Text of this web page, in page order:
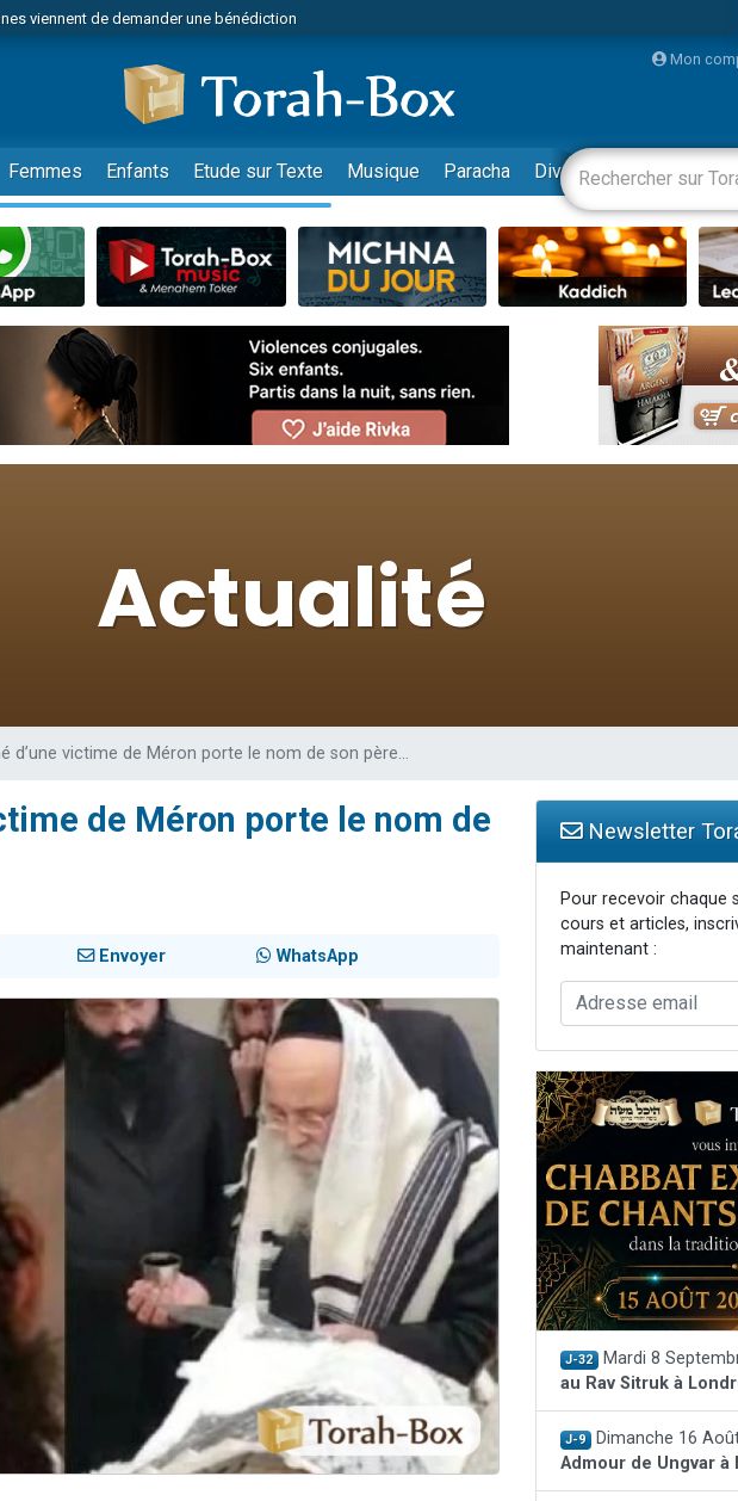
viennent de demander une bénédiction
49 places pour étudier en groupe sur Zoom
viennent de faire un don pour Diane, 80 ans, dans un appartement insalubre
de donner son Maasser
viennent de nous rejoindre sur WhatsApp
viennent de nous rejoindre sur WhatsApp
viennent de faire un don pour 5 jours de vacances aux Orphelins
de donner son Maasser
viennent de demander une bénédiction
viennent de nous rejoindre sur WhatsApp
viennent de faire un don pour Sauvez la jambe de Yohan
musiques dans Torah-Box Music
musiques dans Torah-Box Music
viennent de nous rejoindre sur WhatsApp
Mon
Femmes Enfants Etude sur Texte Musique Paracha Divertissements
d’une victime de Méron porte le nom de son père…
de Méron porte le nom de
Envoyer WhatsApp
Newsletter
Pour recevoir chaque
cours et articles,
maintenant :
J-32 Mardi 8
au Rav Sitruk à
J-9 Dimanche 16 Août
Admour de Ungvar à